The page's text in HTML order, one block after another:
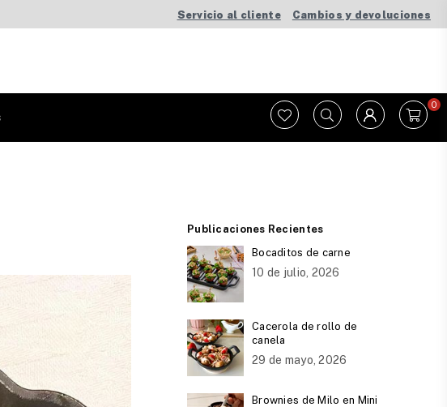
Servicio al cliente Cambios y devoluciones
0
Publicaciones Recientes
Bocaditos de carne
10 de julio, 2026
Cacerola de rollo de
canela
29 de mayo, 2026
Brownies de Milo en Mini